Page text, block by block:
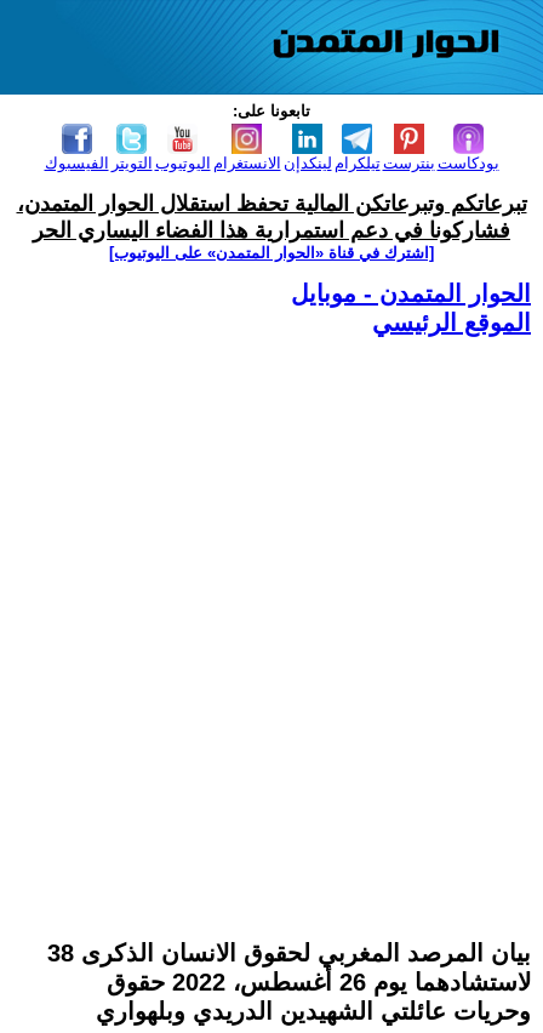
تابعونا على:
الفيسبوك التويتر اليوتيوب الانستغرام لينكدإن تيلكرامبنترست بودكاست
تبرعاتكم وتبرعاتكن المالية تحفظ استقلال الحوار المتمدن،
فشاركونا في دعم استمرارية هذا الفضاء اليساري الحر
[اشترك في قناة ‫«الحوار المتمدن» على اليوتيوب]
الحوار المتمدن - موبايل
الموقع الرئيسي
بيان المرصد المغربي لحقوق الانسان الذكرى 38
لاستشادهما يوم 26 أغسطس، 2022 حقوق
وحريات عائلتي الشهيدين الدريدي وبلهواري